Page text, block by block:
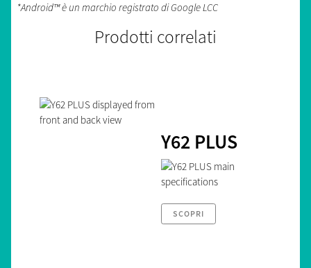
*Android™ è un marchio registrato di Google LCC
Prodotti correlati
Y62 PLUS
SCOPRI